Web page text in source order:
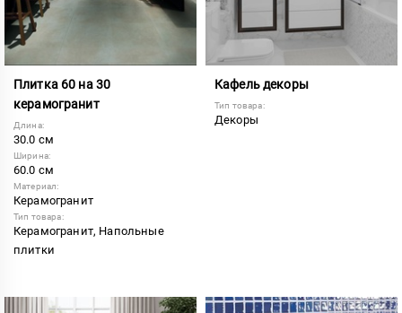
Плитка 60 на 30
керамогранит
Длина:
30.0 см
Ширина:
60.0 см
Материал:
Керамогранит
Тип товара:
Керамогранит, Напольные
плитки
Кафель декоры
Тип товара:
Декоры